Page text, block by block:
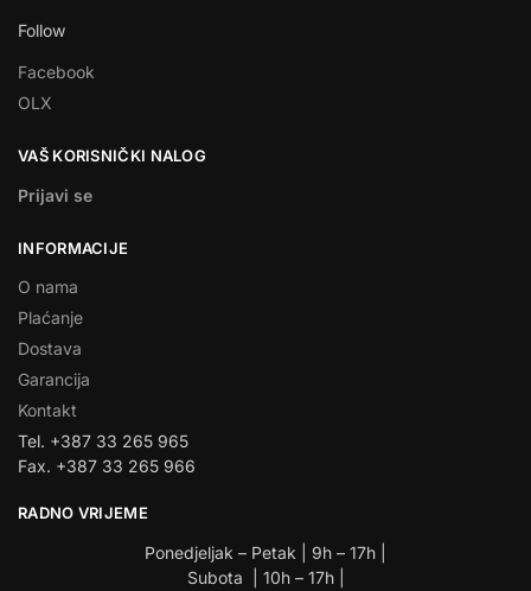
Follow
Facebook
OLX
VAŠ KORISNIČKI NALOG
Prijavi se
INFORMACIJE
O nama
Plaćanje
Dostava
Garancija
Kontakt
Tel. +387 33 265 965
Fax. +387 33 265 966
RADNO VRIJEME
Ponedjeljak – Petak | 9h – 17h |
Subota | 10h – 17h |